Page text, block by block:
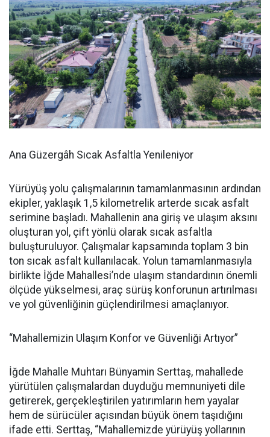
Ana Güzergâh Sıcak Asfaltla Yenileniyor
Yürüyüş yolu çalışmalarının tamamlanmasının ardından
ekipler, yaklaşık 1,5 kilometrelik arterde sıcak asfalt
serimine başladı. Mahallenin ana giriş ve ulaşım aksını
oluşturan yol, çift yönlü olarak sıcak asfaltla
buluşturuluyor. Çalışmalar kapsamında toplam 3 bin
ton sıcak asfalt kullanılacak. Yolun tamamlanmasıyla
birlikte İğde Mahallesi’nde ulaşım standardının önemli
ölçüde yükselmesi, araç sürüş konforunun artırılması
ve yol güvenliğinin güçlendirilmesi amaçlanıyor.
“Mahallemizin Ulaşım Konfor ve Güvenliği Artıyor”
İğde Mahalle Muhtarı Bünyamin Serttaş, mahallede
yürütülen çalışmalardan duyduğu memnuniyeti dile
getirerek, gerçekleştirilen yatırımların hem yayalar
hem de sürücüler açısından büyük önem taşıdığını
ifade etti. Serttaş, “Mahallemizde yürüyüş yollarının